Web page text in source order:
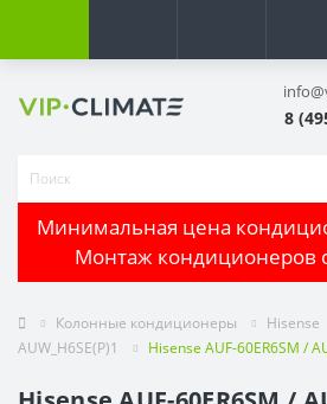
8
Минимальная цена
Монтаж кондиционеров
Колонные кондиционеры Hisense
AUW_H6SE(P)1
Hisense AUF-60ER6SM /